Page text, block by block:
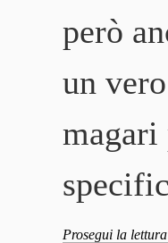
però
un
magari
Prosegui la lettura